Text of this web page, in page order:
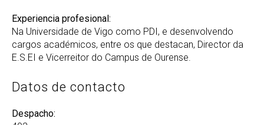
Experiencia profesional:
Na Universidade de Vigo como PDI, e desenvolvendo
cargos académicos, entre os que destacan, Director da
E.S.EI e Vicerreitor do Campus de Ourense.
Datos de contacto
Despacho: